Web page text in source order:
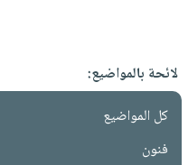
لائحة بالمواضيع:
كل المواضيع
فنون